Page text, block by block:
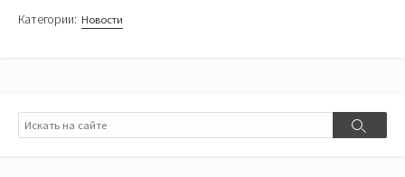
Категории: Новости
Поиск
Поиск